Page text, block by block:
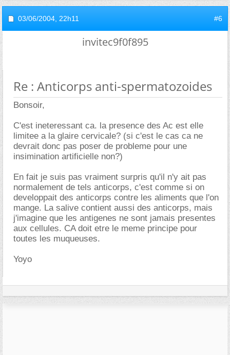
03/06/2004, 22h11 #6
invitec9f0f895
Re : Anticorps anti-spermatozoides
Bonsoir,
C'est ineteressant ca. la presence des Ac est elle
limitee a la glaire cervicale? (si c'est le cas ca ne
devrait donc pas poser de probleme pour une
insimination artificielle non?)
En fait je suis pas vraiment surpris qu'il n'y ait pas
normalement de tels anticorps, c'est comme si on
developpait des anticorps contre les aliments que l'on
mange. La salive contient aussi des anticorps, mais
j'imagine que les antigenes ne sont jamais presentes
aux cellules. CA doit etre le meme principe pour
toutes les muqueuses.
Yoyo